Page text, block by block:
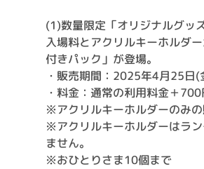
(1)数量限定「オリジナルグッ
入場料とアクリルキーホルダ
付きパック」が登場。
・販売期間：2025年4月25日
・料金：通常の利用料金＋
※アクリルキーホルダーのみ
※アクリルキーホルダーはラ
ません。
※おひとりさま10個まで